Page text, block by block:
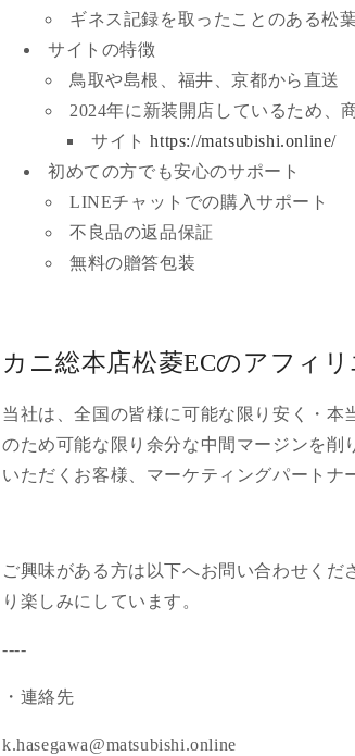
ギネス記録を取ったことのある松
サイトの特徴
鳥取や島根、福井、京都から直送
2024年に新装開店しているため、
サイトhttps://matsubishi.online/
初めての方でも安心のサポート
LINEチャットでの購入サポート
不良品の返品保証
無料の贈答包装
カニ総本店松菱ECのアフィ
当社は、全国の皆様に可能な限り安く・
のため可能な限り余分な中間マージンを削
いただくお客様、マーケティングパートナ
ご興味がある方は以下へお問い合わせく
り楽しみにしています。
----
・連絡先
k.hasegawa@matsubishi.online